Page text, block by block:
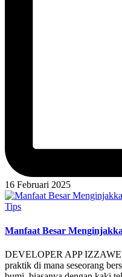
16 Februari 2025
Posted
Tips
Manfaat Besar
DEVELOPER APP
praktik di mana seseorang